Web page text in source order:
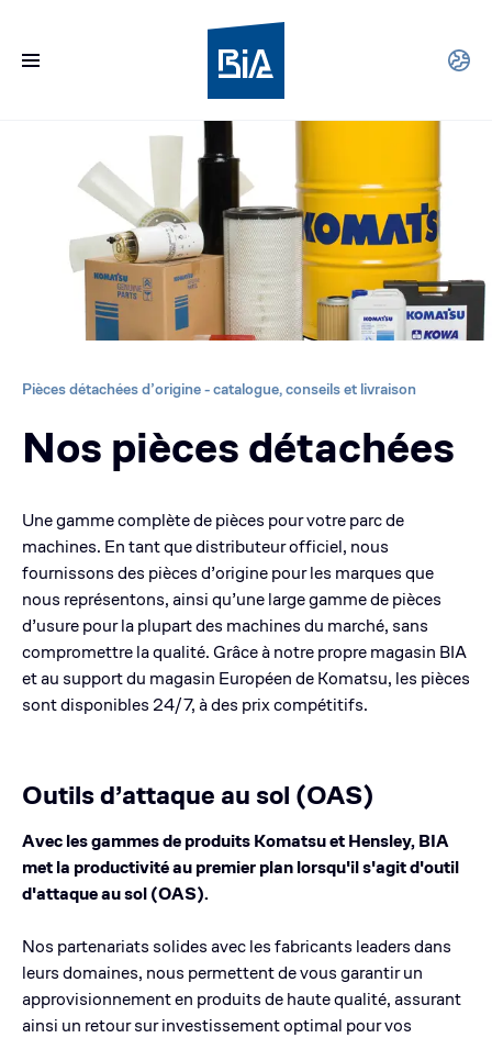
Pièces détachées d’origine - catalogue, conseils et livraison
Nos pièces détachées
Une gamme complète de pièces pour votre parc de
machines. En tant que distributeur officiel, nous
fournissons des pièces d’origine pour les marques que
nous représentons, ainsi qu’une large gamme de pièces
d’usure pour la plupart des machines du marché, sans
compromettre la qualité. Grâce à notre propre magasin BIA
et au support du magasin Européen de Komatsu, les pièces
sont disponibles 24/7, à des prix compétitifs.
Outils d’attaque au sol (OAS)
Avec les gammes de produits Komatsu et Hensley, BIA
met la productivité au premier plan lorsqu'il s'agit d'outil
d'attaque au sol (OAS).
Nos partenariats solides avec les fabricants leaders dans
leurs domaines, nous permettent de vous garantir un
approvisionnement en produits de haute qualité, assurant
ainsi un retour sur investissement optimal pour vos